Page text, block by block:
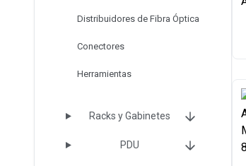
Distribuidores de Fibra Óptica
Conectores
Herramientas
Racks y Gabinetes
PDU